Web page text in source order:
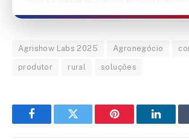
Agrishow Labs 2025 Agronegócio
produtor rural soluções
FacebookTwitter Pinterest